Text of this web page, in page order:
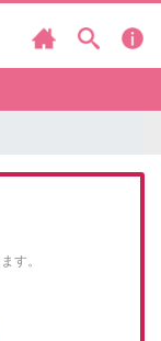
す。